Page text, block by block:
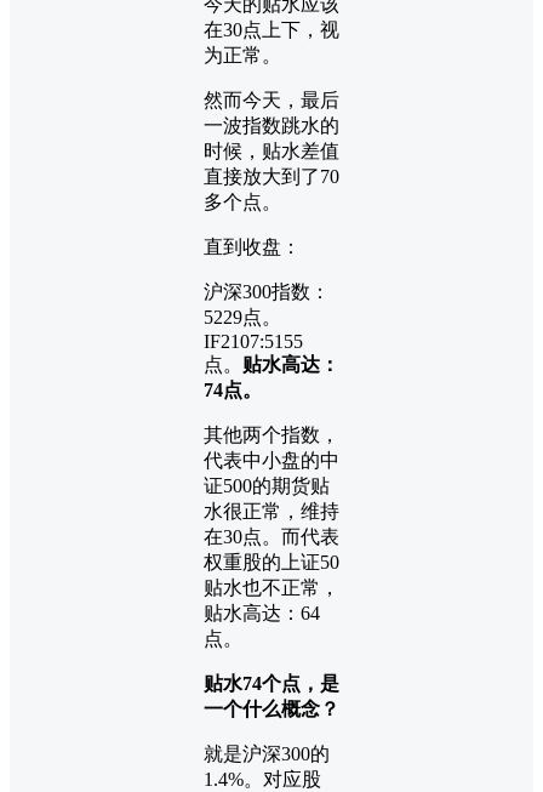
在30点上下，视
为正常。
然而今天，最后
一波指数跳水的
时候，贴水差值
直接放大到了70
多个点。
直到收盘：
沪深300指数：
5229点。
IF2107:5155
点。 贴水高达：
74点。
其他两个指数，
代表中小盘的中
证500的期货贴
水很正常，维持
在30点。而代表
权重股的上证50
贴水也不正常，
贴水高达：64
点。
贴水74个点，是
一个什么概念？
就是沪深300的
1.4%。对应股